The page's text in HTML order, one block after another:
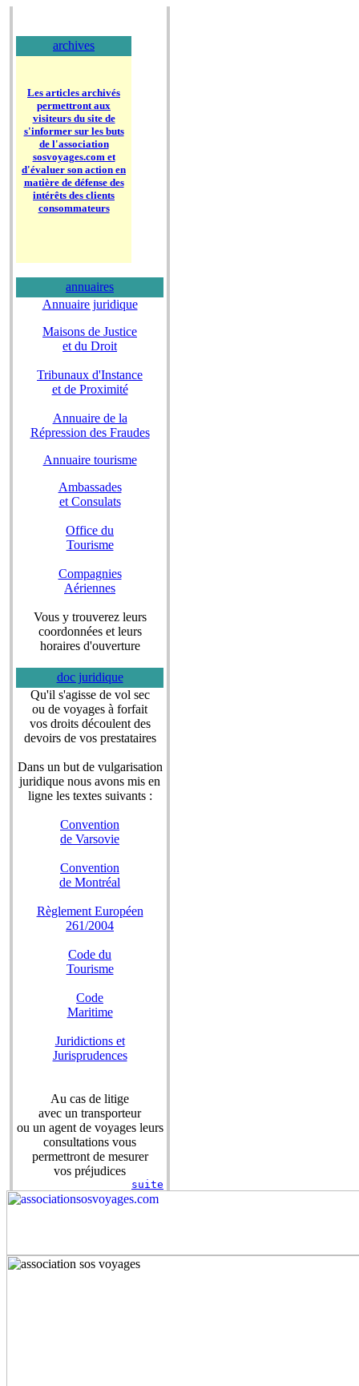
archives
Les articles archivés
permettront aux
visiteurs du site de
s'informer sur les buts
de l'association
sosvoyages.com et
d'évaluer son action en
matière de défense des
intérêts des clients
consommateurs
annuaires
Annuaire juridique
Maisons de Justice
et du Droit
Tribunaux d'Instance
et de Proximité
Annuaire de la
Répression des Fraudes
Annuaire tourisme
Ambassades
et Consulats
Office du
Tourisme
Compagnies
Aériennes
Vous y trouverez leurs
coordonnées et leurs
horaires d'ouverture
doc juridique
Qu'il s'agisse de vol sec
ou de voyages à forfait
vos droits découlent des
devoirs de vos prestataires
Dans un but de vulgarisation
juridique nous avons mis en
ligne les textes suivants :
Convention
de Varsovie
Convention
de Montréal
Règlement Européen
261/2004
Code du
Tourisme
Code
Maritime
Juridictions et
Jurisprudences
Au cas de litige
avec un transporteur
ou un agent de voyages leurs
consultations vous
permettront de mesurer
vos préjudices
suite